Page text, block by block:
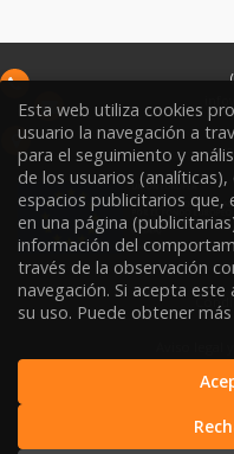
Política
Esta web utiliza cookies
usuario la navegación a
para el seguimiento y
de los usuarios
espacios publicitarios que,
en una página
información del
través de la observación
navegación. Si acepta
su uso. Puede obtener